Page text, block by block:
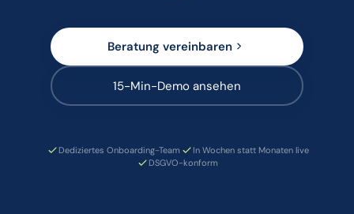
Beratung vereinbaren
15-Min-Demo ansehen
Dediziertes Onboarding-Team
In Wochen statt Monaten live
DSGVO-konform